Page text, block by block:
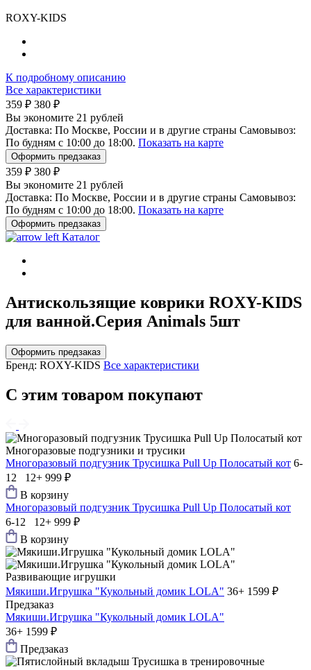
ROXY-KIDS
К подробному описанию
Все характеристики
359 ₽ 380 ₽
Вы экономите 21 рублей
Доставка: По Москве, России и в другие страны Самовывоз:
По будням с 10:00 до 18:00. Показать на карте
Оформить предзаказ
359 ₽ 380 ₽
Вы экономите 21 рублей
Доставка: По Москве, России и в другие страны Самовывоз:
По будням с 10:00 до 18:00. Показать на карте
Оформить предзаказ
Каталог
Aнтискользящие коврики ROXY-KIDS
для ванной.Cерия Animals 5шт
Оформить предзаказ
Бренд: ROXY-KIDS Все характеристики
С этим товаром покупают
Многоразовые подгузники и трусики
Многоразовый подгузник Трусишка Pull Up Полосатый кот 6-
12 12+ 999 ₽
В корзину
Многоразовый подгузник Трусишка Pull Up Полосатый кот
6-12 12+ 999 ₽
В корзину
Развивающие игрушки
Мякиши.Игрушка "Кукольный домик LOLA" 36+ 1599 ₽
Предзаказ
Мякиши.Игрушка "Кукольный домик LOLA"
36+ 1599 ₽
Предзаказ